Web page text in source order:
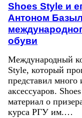
Shoes Style и
Антоном
обуви
Международный
Style, который
представил много
аксессуаров.
материал о
курса РГУ им.…